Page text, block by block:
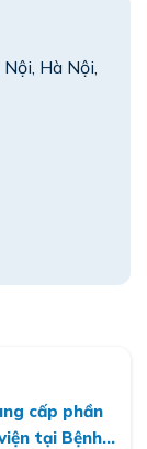
Hà Nội,
cấp phần
tại Bệnh